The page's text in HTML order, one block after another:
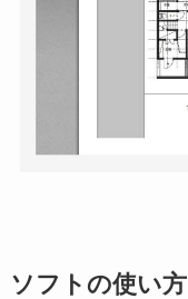
ソフトの使い方